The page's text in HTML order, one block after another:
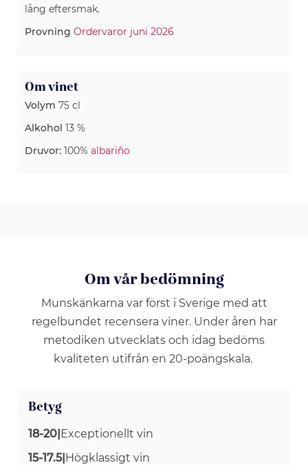
lång eftersmak.
Provning Ordervaror juni 2026
Om vinet
Volym 75 cl
Alkohol 13 %
Druvor: 100% albariño
Om vår bedömning
Munskänkarna var först i Sverige med att
regelbundet recensera viner. Under åren har
metodiken utvecklats och idag bedöms
kvaliteten utifrån en 20-poängskala.
Betyg
18-20|Exceptionellt vin
15-17.5|Högklassigt vin